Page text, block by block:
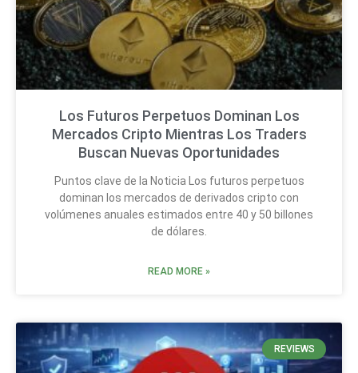
Los Futuros Perpetuos Dominan Los
Mercados Cripto Mientras Los Traders
Buscan Nuevas Oportunidades
Puntos clave de la Noticia Los futuros perpetuos
dominan los mercados de derivados cripto con
volúmenes anuales estimados entre 40 y 50 billones
de dólares.
READ MORE »
REVIEWS